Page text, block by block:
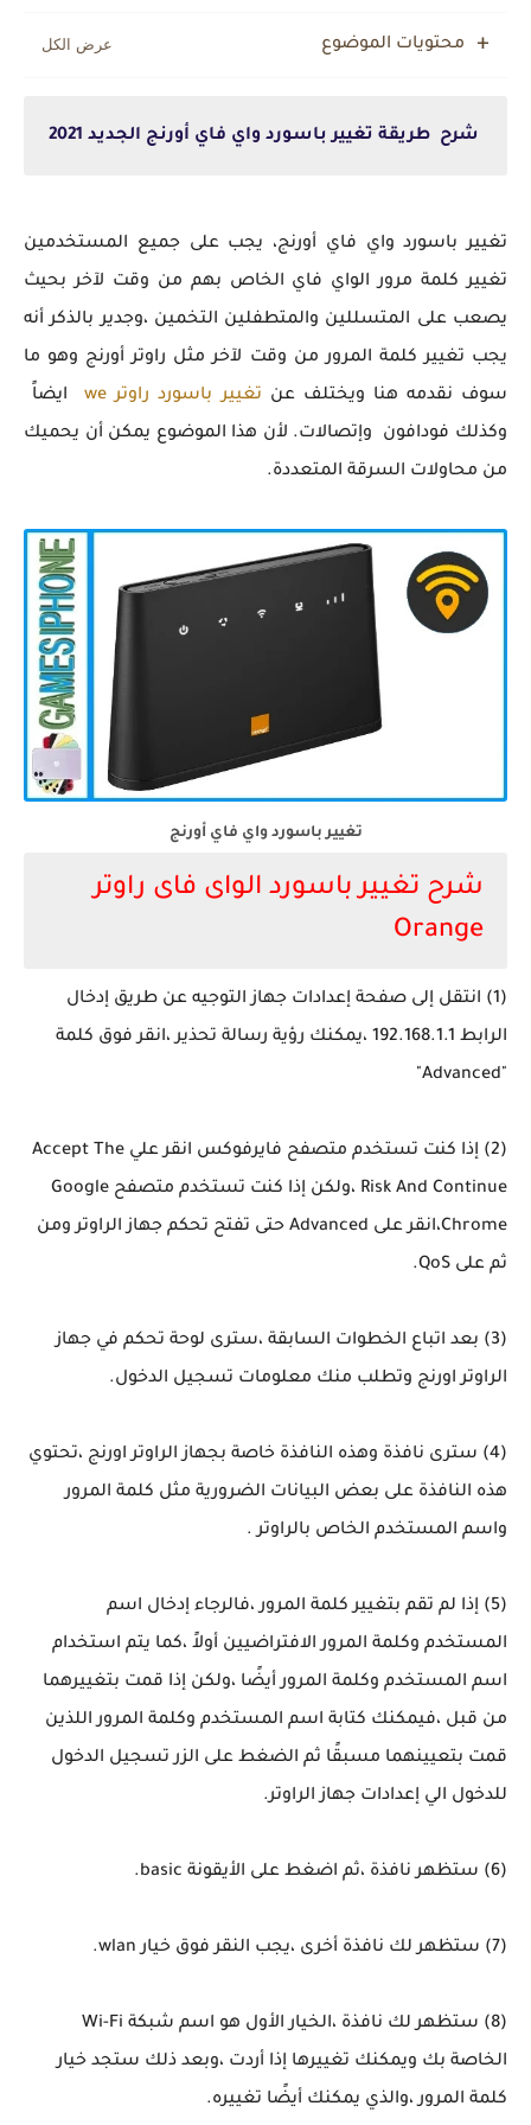
محتويات الموضوع
شرح طريقة تغيير باسورد واي فاي أورنج الجديد 2021
تغيير باسورد واي فاي أورنج، يجب على جميع المستخدمين
تغيير كلمة مرور الواي فاي الخاص بهم من وقت لآخر بحيث
يصعب على المتسللين والمتطفلين التخمين ،وجدير بالذكر أنه
يجب تغيير كلمة المرور من وقت لآخر مثل راوتر أورنج وهو ما
سوف نقدمه هنا ويختلف عن تغيير باسورد راوتر we
ايضاً
وكذلك فودافون وإتصالات. لأن هذا الموضوع يمكن أن يحميك
من محاولات السرقة المتعددة.
تغيير باسورد واي فاي أورنج
شرح تغيير باسورد الواى فاى راوتر
Orange
(1) انتقل إلى صفحة إعدادات جهاز التوجيه عن طريق إدخال
الرابط 192.168.1.1 ،يمكنك رؤية رسالة تحذير ،انقر فوق كلمة
"Advanced"
(2) إذا كنت تستخدم متصفح فايرفوكس انقر علي Accept The
Risk And Continue ،ولكن إذا كنت تستخدم متصفح Google
Chrome،انقر على Advanced حتى تفتح تحكم جهاز الراوتر ومن
ثم على QoS.
(3) بعد اتباع الخطوات السابقة ،سترى لوحة تحكم في جهاز
الراوتر اورنج وتطلب منك معلومات تسجيل الدخول.
(4) سترى نافذة وهذه النافذة خاصة بجهاز الراوتر اورنج ،تحتوي
هذه النافذة على بعض البيانات الضرورية مثل كلمة المرور
واسم المستخدم الخاص بالراوتر .
(5) إذا لم تقم بتغيير كلمة المرور ،فالرجاء إدخال اسم
المستخدم وكلمة المرور الافتراضيين أولاً ،كما يتم استخدام
اسم المستخدم وكلمة المرور أيضًا ،ولكن إذا قمت بتغييرهما
من قبل ،فيمكنك كتابة اسم المستخدم وكلمة المرور اللذين
قمت بتعيينهما مسبقًا ثم الضغط على الزر تسجيل الدخول
للدخول الي إعدادات جهاز الراوتر.
(6) ستظهر نافذة ،ثم اضغط على الأيقونة basic.
(7) ستظهر لك نافذة أخرى ،يجب النقر فوق خيار wlan.
(8) ستظهر لك نافذة ،الخيار الأول هو اسم شبكة Wi-Fi
الخاصة بك ويمكنك تغييرها إذا أردت ،وبعد ذلك ستجد خيار
كلمة المرور ،والذي يمكنك أيضًا تغييره.